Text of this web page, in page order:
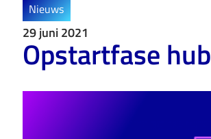
Nieuws
29 juni 2021
Opstartfase hub